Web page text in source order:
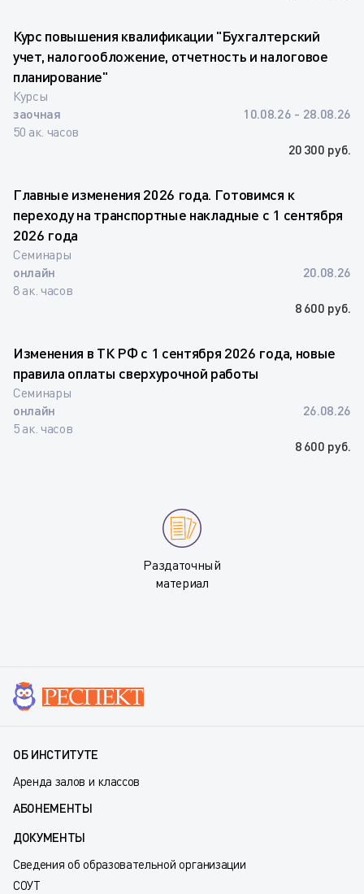
Курс повышения квалификации "Бухгалтерский
учет, налогообложение, отчетность и налоговое
планирование"
Курсы
заочная
50 ак. часов
10.08.26 - 28.08.26
20 300 руб.
Главные изменения 2026 года. Готовимся к
переходу на транспортные накладные с 1 сентября
2026 года
Семинары
онлайн
8 ак. часов
20.08.26
8 600 руб.
Изменения в ТК РФ с 1 сентября 2026 года, новые
правила оплаты сверхурочной работы
Семинары
онлайн
5 ак. часов
26.08.26
8 600 руб.
Раздаточный
материал
ОБ ИНСТИТУТЕ
Аренда залов и классов
АБОНЕМЕНТЫ
ДОКУМЕНТЫ
Сведения об образовательной организации
СОУТ